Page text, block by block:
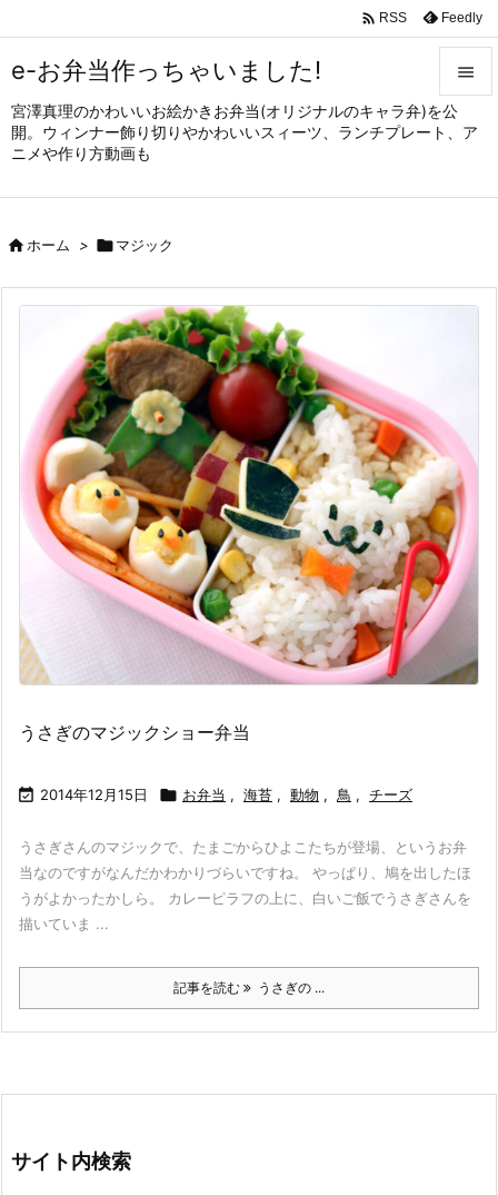
e-お弁当作っちゃいました!
宮澤真理のかわいいお絵かきお弁当(オリジナルのキャラ弁)を公
開。ウィンナー飾り切りやかわいいスィーツ、ランチプレート、ア
ニメや作り方動画も


メニュ
サイド

 RSS Feedly
ホーム > マジック
うさぎのマジックショー弁当
 2014年12月15日  お弁当 , 海苔 , 動物 , 鳥 , チーズ
うさぎさんのマジックで、たまごからひよこたちが登場、というお弁
当なのですがなんだかわかりづらいですね。 やっぱり、鳩を出したほ
うがよかったかしら。 カレーピラフの上に、白いご飯でうさぎさんを
描いていま ...
記事を読む うさぎの ...
サイト内検索